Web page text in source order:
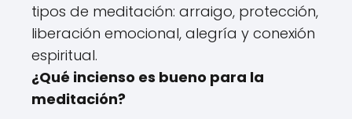
tipos de meditación: arraigo, protección,
liberación emocional, alegría y conexión
espiritual.
¿Qué incienso es bueno para la
meditación?